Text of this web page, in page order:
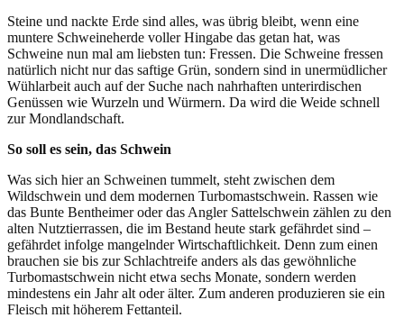
Steine und nackte Erde sind alles, was übrig bleibt, wenn eine
muntere Schweineherde voller Hingabe das getan hat, was
Schweine nun mal am liebsten tun: Fressen. Die Schweine fressen
natürlich nicht nur das saftige Grün, sondern sind in unermüdlicher
Wühlarbeit auch auf der Suche nach nahrhaften unterirdischen
Genüssen wie Wurzeln und Würmern. Da wird die Weide schnell
zur Mondlandschaft.
So soll es sein, das Schwein
Was sich hier an Schweinen tummelt, steht zwischen dem
Wildschwein und dem modernen Turbomastschwein. Rassen wie
das Bunte Bentheimer oder das Angler Sattelschwein zählen zu den
alten Nutztierrassen, die im Bestand heute stark gefährdet sind –
gefährdet infolge mangelnder Wirtschaftlichkeit. Denn zum einen
brauchen sie bis zur Schlachtreife anders als das gewöhnliche
Turbomastschwein nicht etwa sechs Monate, sondern werden
mindestens ein Jahr alt oder älter. Zum anderen produzieren sie ein
Fleisch mit höherem Fettanteil.